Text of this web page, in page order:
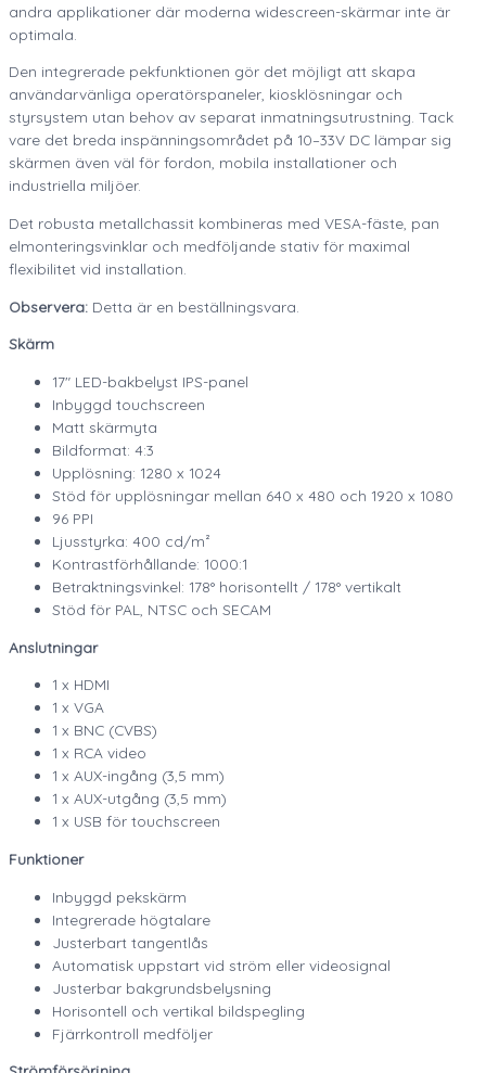
andra applikationer där moderna widescreen-skärmar inte är
optimala.
Den integrerade pekfunktionen gör det möjligt att skapa
användarvänliga operatörspaneler, kiosklösningar och
styrsystem utan behov av separat inmatningsutrustning. Tack
vare det breda inspänningsområdet på 10–33V DC lämpar sig
skärmen även väl för fordon, mobila installationer och
industriella miljöer.
Det robusta metallchassit kombineras med VESA-fäste, pan
elmonteringsvinklar och medföljande stativ för maximal
flexibilitet vid installation.
Observera: Detta är en beställningsvara.
Skärm
17″ LED-bakbelyst IPS-panel
Inbyggd touchscreen
Matt skärmyta
Bildformat: 4:3
Upplösning: 1280 x 1024
Stöd för upplösningar mellan 640 x 480 och 1920 x 1080
96 PPI
Ljusstyrka: 400 cd/m²
Kontrastförhållande: 1000:1
Betraktningsvinkel: 178° horisontellt / 178° vertikalt
Stöd för PAL, NTSC och SECAM
Anslutningar
1 x HDMI
1 x VGA
1 x BNC (CVBS)
1 x RCA video
1 x AUX-ingång (3,5 mm)
1 x AUX-utgång (3,5 mm)
1 x USB för touchscreen
Funktioner
Inbyggd pekskärm
Integrerade högtalare
Justerbart tangentlås
Automatisk uppstart vid ström eller videosignal
Justerbar bakgrundsbelysning
Horisontell och vertikal bildspegling
Fjärrkontroll medföljer